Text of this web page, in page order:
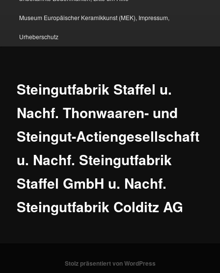
Museum Europäischer Keramikkunst (MEK), Impressum,
Urheberschutz
Steingutfabrik Staffel u.
Nachf. Thonwaaren- und
Steingut-Actiengesellschaft
u. Nachf. Steingutfabrik
Staffel GmbH u. Nachf.
Steingutfabrik Colditz AG
Stolz präsentiert von WordPress